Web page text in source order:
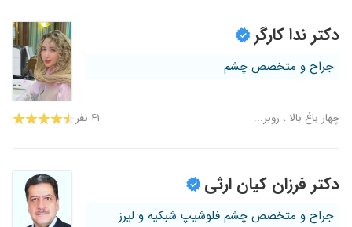
دکتر ندا کارگر
جراح و متخصص چشم
چهار باغ بالا ، روبر... ۴۱ نفر
دکتر فرزان کیان ارثی
جراح و متخصص چشم فلوشیپ شبکیه و لیرز